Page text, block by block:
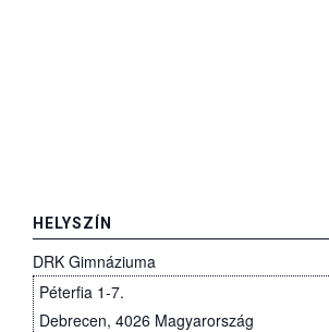
HELYSZÍN
DRK Gimnáziuma
Péterfia 1-7.
Debrecen, 4026 Magyarország